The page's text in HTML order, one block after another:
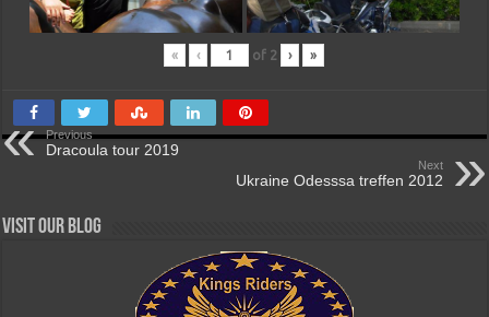
« ‹ of 2 › »
Previous
Dracoula tour 2019
Next
Ukraine Odesssa treffen 2012
Visit our Blog